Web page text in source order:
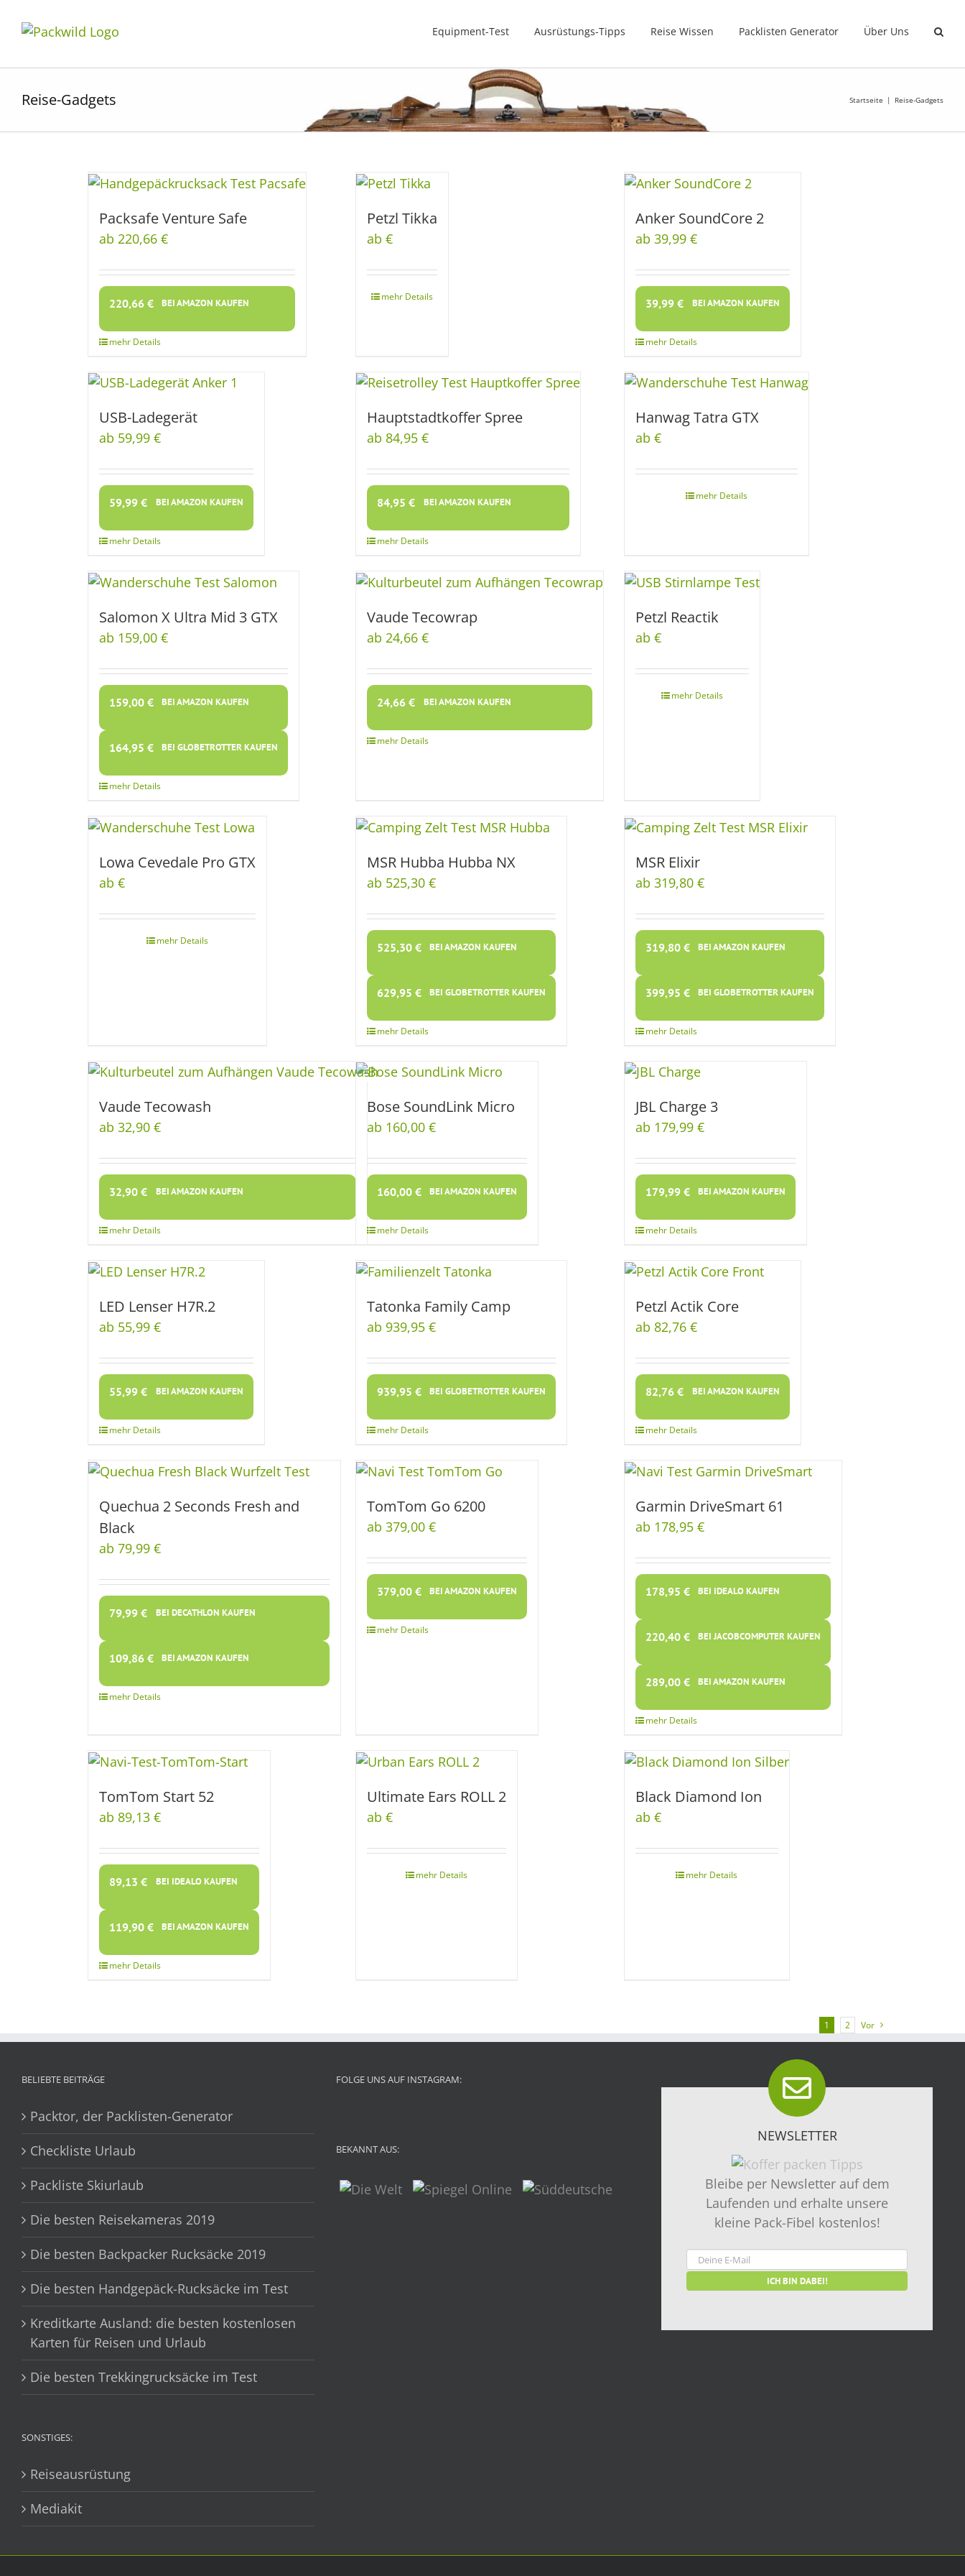
Inhalt
Equipment-Test Ausrüstungs-Tipps Reise Wissen Packlisten Generator Über Uns
Reise-Gadgets Startseite Reise-Gadgets
Packsafe Venture Safe
ab 220,66 €
220,66 € BEI AMAZON KAUFEN
Petzl Tikka
ab €
Anker SoundCore 2
ab 39,99 €
39,99 € BEI AMAZON KAUFEN
USB-Ladegerät
ab 59,99 €
59,99 € BEI AMAZON KAUFEN
Hauptstadtkoffer Spree
ab 84,95 €
84,95€ BEI AMAZON KAUFEN
Hanwag Tatra GTX
ab €
Salomon X Ultra Mid 3 GTX
ab 159,00 €
159,00 € BEI AMAZON KAUFEN
164,95 € BEI GLOBETROTTER KAUFEN
Vaude Tecowrap
ab 24,66 €
24,66€ BEI AMAZON KAUFEN
Petzl Reactik
ab €
Lowa Cevedale Pro GTX
ab €
MSR Hubba Hubba NX
ab 525,30 €
525,30€ BEI AMAZON KAUFEN
629,95€ BEI GLOBETROTTER KAUFEN
MSR Elixir
ab 319,80 €
319,80 € BEI AMAZON KAUFEN
399,95 € BEI GLOBETROTTER KAUFEN
Vaude Tecowash
ab 32,90 €
32,90 € BEI AMAZON KAUFEN
Bose SoundLink Micro
ab 160,00 €
160,00€ BEI AMAZON KAUFEN
JBL Charge 3
ab 179,99 €
179,99 € BEI AMAZON KAUFEN
LED Lenser H7R.2
ab 55,99 €
55,99 € BEI AMAZON KAUFEN
Tatonka Family Camp
ab 939,95 €
939,95€ BEI GLOBETROTTER KAUFEN
Petzl Actik Core
ab 82,76 €
82,76 € BEI AMAZON KAUFEN
Quechua 2 Seconds Fresh and
Black
ab 79,99 €
79,99 € BEI DECATHLON KAUFEN
109,86 € BEI AMAZON KAUFEN
TomTom Go 6200
ab 379,00 €
379,00€ BEI AMAZON KAUFEN
Garmin DriveSmart 61
ab 178,95 €
178,95 € BEI IDEALO KAUFEN
220,40 € BEI JACOBCOMPUTER KAUFEN
289,00 € BEI AMAZON KAUFEN
TomTom Start 52
ab 89,13 €
89,13 € BEI IDEALO KAUFEN
119,90 € BEI AMAZON KAUFEN
Ultimate Ears ROLL 2
ab €
Black Diamond Ion
ab €
1 2 Vor
BELIEBTE BEITRÄGE
Packtor, der Packlisten-Generator
Checkliste Urlaub
Packliste Skiurlaub
Die besten Reisekameras 2019
Die besten Backpacker Rucksäcke 2019
Die besten Handgepäck-Rucksäcke im Test
Kreditkarte Ausland: die besten kostenlosen
Karten für Reisen und Urlaub
Die besten Trekkingrucksäcke im Test
SONSTIGES:
Reiseausrüstung
Mediakit
FOLGE UNS AUF INSTAGRAM:
BEKANNT AUS:
NEWSLETTER
Bleibe per Newsletter auf dem
Laufenden und erhalte unsere
kleine Pack-Fibel kostenlos!